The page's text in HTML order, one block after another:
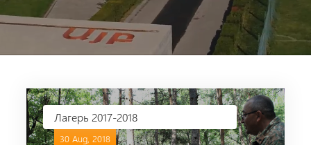
Лагерь 2017-2018
30 Aug, 2018